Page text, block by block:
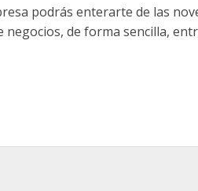
podrás enterarte de las
negocios, de forma sencilla,